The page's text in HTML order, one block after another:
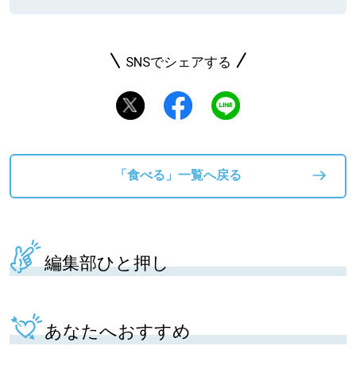
SNSでシェアする
「食べる」一覧へ戻る
編集部ひと押し
あなたへおすすめ